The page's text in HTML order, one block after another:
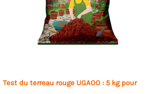
Test du terreau rouge UGAOO : 5 kg pour